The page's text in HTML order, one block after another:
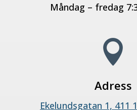
Måndag – fredag

Adress
Ekelundsgatan 1, 411